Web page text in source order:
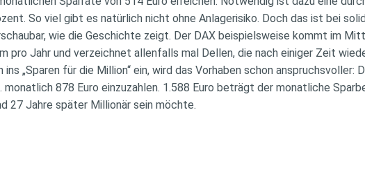
So viel gibt es natürlich nicht ohne Anlagerisiko. Doch das ist bei
wie die Geschichte zeigt. Der DAX beispielsweise kommt im
pro Jahr und verzeichnet allenfalls mal Dellen, die nach einiger Zeit
ins „Sparen für die Million“ ein, wird das Vorhaben schon anspruchsvoller:
monatlich 878 Euro einzuzahlen. 1.588 Euro beträgt der monatliche
27 Jahre später Millionär sein möchte.